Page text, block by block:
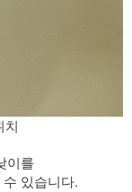
치
이를
있습니다.